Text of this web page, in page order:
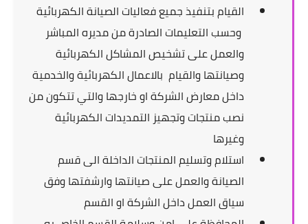
القيام بتنفيذ جميع فعاليات الصيانة الكهربائية
وحسب التعليمات الصادرة من مديره المباشر
والعمل على تشخيص المشاكل الكهربائية
وصيانتها والقيام بالاعمال الكهربائية والخدمية
داخل معارض الشركة او خارجها والتي تتكون من
نصب منتجات وتجهيز التمديدات الكهربائية
وغيرها
استلام وتسليم المنتجات الداخلة الى قسم
الصيانة والعمل على صيانتها وارشفتها وفق
سياق العمل داخل الشركة او القسم